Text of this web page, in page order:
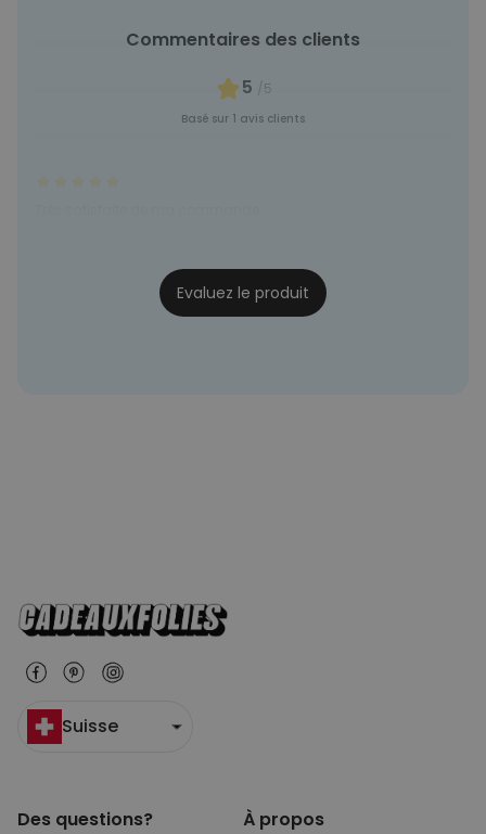
Commentaires des clients
5 /5
Basé sur 1 avis clients
Evaluez le produit
Suisse
Des questions? À propos